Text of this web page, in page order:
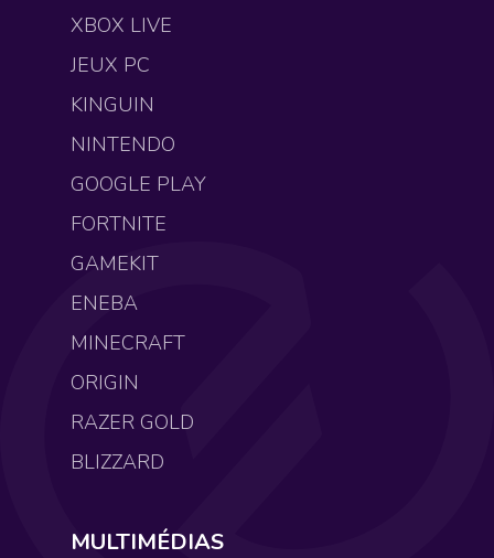
XBOX LIVE
JEUX PC
KINGUIN
NINTENDO
GOOGLE PLAY
FORTNITE
GAMEKIT
ENEBA
MINECRAFT
ORIGIN
RAZER GOLD
BLIZZARD
MULTIMÉDIAS